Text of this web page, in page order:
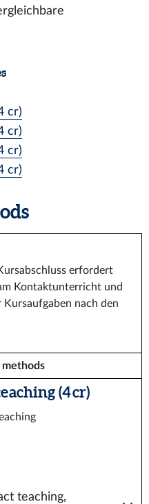
cr)
cr)
cr)
cr)
erfordert
Kontaktunterricht und
nach den
(4 cr)
teaching,